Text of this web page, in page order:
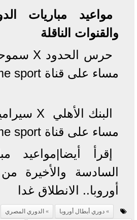
مواعيد مباريات
والقنوات الناقلة
مساء على قناة on time sport
إقرأ أيضا|مواعيد
السادسة والأخيرة
أوروبا.. الانطلاق غدا
دوري أبطال أوروبا
الدوري المصري